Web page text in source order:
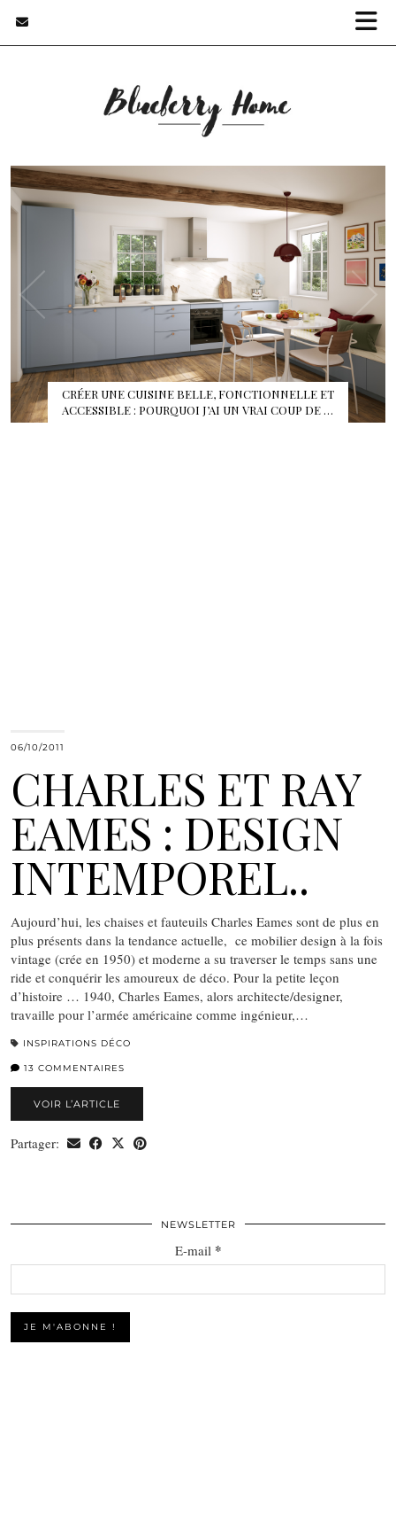
CRÉER UNE CUISINE BELLE, FONCTIONNELLE ET
ACCESSIBLE : POURQUOI J’AI UN VRAI COUP DE …
06/10/2011
CHARLES ET RAY
EAMES : DESIGN
INTEMPOREL..
Aujourd’hui, les chaises et fauteuils Charles Eames sont de plus en
plus présents dans la tendance actuelle, ce mobilier design à la fois
vintage (crée en 1950) et moderne a su traverser le temps sans une
ride et conquérir les amoureux de déco. Pour la petite leçon
d’histoire … 1940, Charles Eames, alors architecte/designer,
travaille pour l’armée américaine comme ingénieur,…
INSPIRATIONS DÉCO
13 COMMENTAIRES
VOIR L’ARTICLE
Partager:
NEWSLETTER
E-mail *